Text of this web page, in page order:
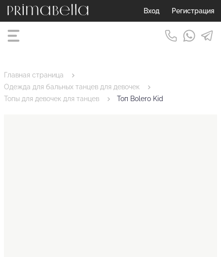
Вход Регистрация
Главная страница
Одежда для бальных танцев для девочек
Топы для девочек для танцев
Топ Bolero Kid